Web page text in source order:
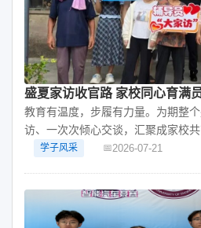
盛夏家访收官路 家校同心育满
教育有温度，步履有力量。为期整
访、一次次倾心交谈，汇聚成家校
与工程技术学院2026年暑期辅导员专
学子风采 2026-07-21